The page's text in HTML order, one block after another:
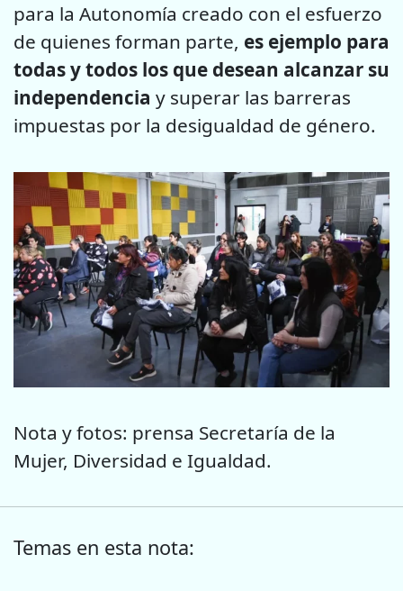
para la Autonomía creado con el esfuerzo
de quienes forman parte, es ejemplo para
todas y todos los que desean alcanzar su
independencia y superar las barreras
impuestas por la desigualdad de género.
Nota y fotos: prensa Secretaría de la
Mujer, Diversidad e Igualdad.
Temas en esta nota: